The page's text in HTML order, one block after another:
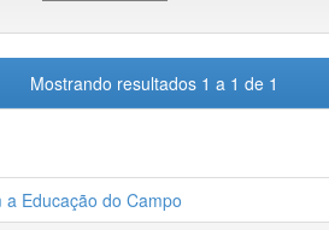
Mostrando resultados 1 a 1 de 1
a Educação do Campo